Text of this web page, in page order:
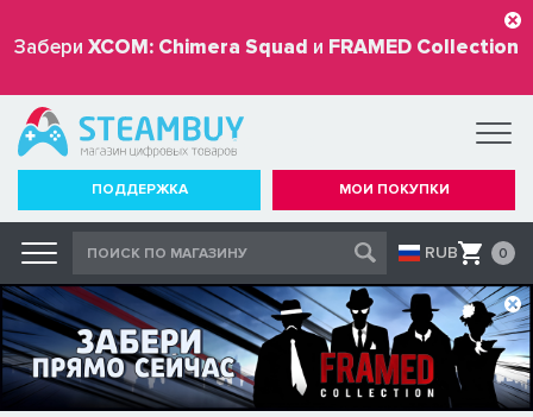
Забери XCOM: Chimera Squad и FRAMED Collection
бесплатно
ПОДДЕРЖКА МОИ ПОКУПКИ
RUB 0